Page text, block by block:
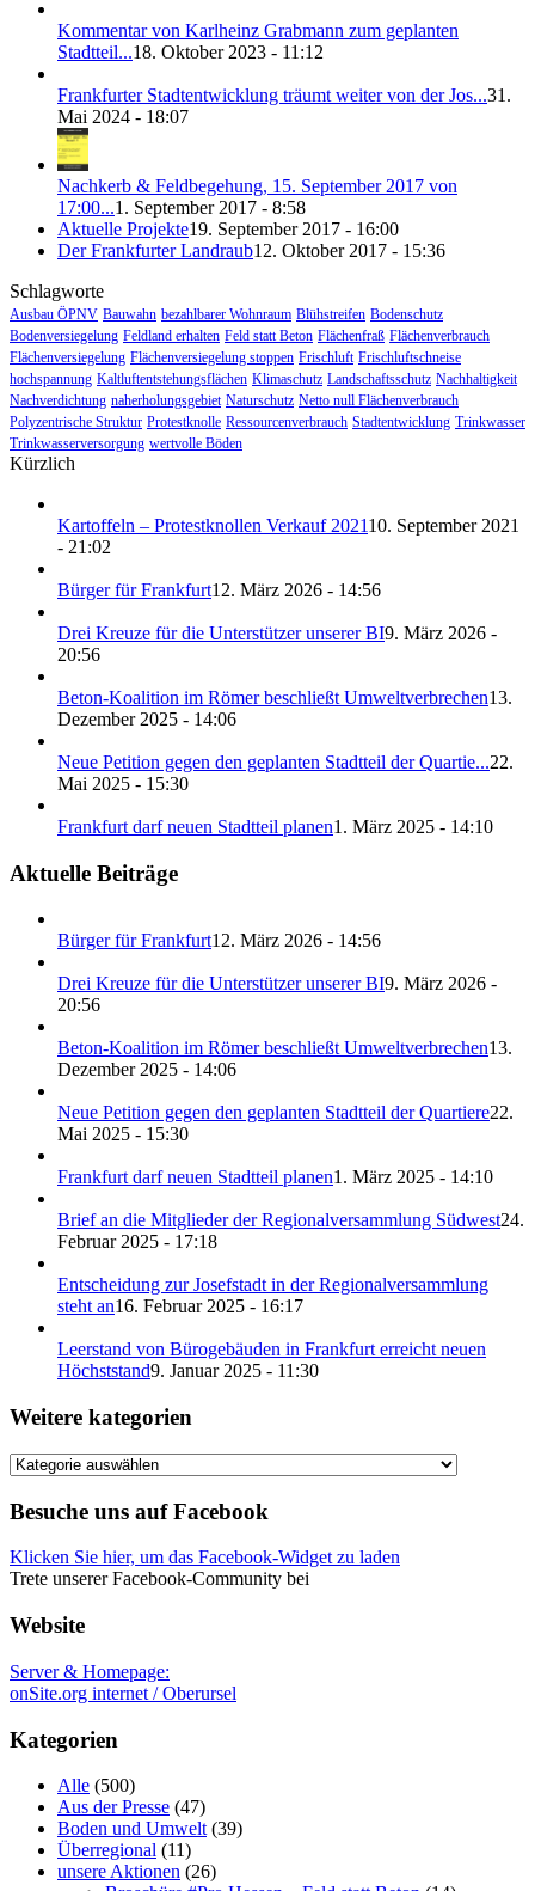
Kommentar von Karlheinz Grabmann zum geplanten
Stadtteil...18. Oktober 2023 - 11:12
Frankfurter Stadtentwicklung träumt weiter von der Jos...31.
Mai 2024 - 18:07
Nachkerb & Feldbegehung, 15. September 2017 von
17:00...1. September 2017 - 8:58
Aktuelle Projekte19. September 2017 - 16:00
Der Frankfurter Landraub12. Oktober 2017 - 15:36
Schlagworte
Ausbau ÖPNV Bauwahn bezahlbarer Wohnraum Blühstreifen Bodenschutz
Bodenversiegelung Feldland erhalten Feld statt Beton Flächenfraß Flächenverbrauch
Flächenversiegelung Flächenversiegelung stoppen Frischluft Frischluftschneise
hochspannung Kaltluftentstehungsflächen Klimaschutz Landschaftsschutz Nachhaltigkeit
Nachverdichtung naherholungsgebiet Naturschutz Netto null Flächenverbrauch
Polyzentrische Struktur Protestknolle Ressourcenverbrauch Stadtentwicklung Trinkwasser
Trinkwasserversorgung wertvolle Böden
Kürzlich
Kartoffeln – Protestknollen Verkauf 202110. September 2021
- 21:02
Bürger für Frankfurt12. März 2026 - 14:56
Drei Kreuze für die Unterstützer unserer BI9. März 2026 -
20:56
Beton-Koalition im Römer beschließt Umweltverbrechen13.
Dezember 2025 - 14:06
Neue Petition gegen den geplanten Stadtteil der Quartie...22.
Mai 2025 - 15:30
Frankfurt darf neuen Stadtteil planen1. März 2025 - 14:10
Aktuelle Beiträge
Bürger für Frankfurt12. März 2026 - 14:56
Drei Kreuze für die Unterstützer unserer BI9. März 2026 -
20:56
Beton-Koalition im Römer beschließt Umweltverbrechen13.
Dezember 2025 - 14:06
Neue Petition gegen den geplanten Stadtteil der Quartiere22.
Mai 2025 - 15:30
Frankfurt darf neuen Stadtteil planen1. März 2025 - 14:10
Brief an die Mitglieder der Regionalversammlung Südwest24.
Februar 2025 - 17:18
Entscheidung zur Josefstadt in der Regionalversammlung
steht an16. Februar 2025 - 16:17
Leerstand von Bürogebäuden in Frankfurt erreicht neuen
Höchststand9. Januar 2025 - 11:30
Weitere kategorien
Weitere
Besuche uns auf Facebook
Klicken Sie hier, um das Facebook-Widget zu laden
Trete unserer Facebook-Community bei
Website
Server & Homepage:
onSite.org internet / Oberursel
Kategorien
Alle (500)
Aus der Presse (47)
Boden und Umwelt (39)
Überregional (11)
unsere Aktionen (26)